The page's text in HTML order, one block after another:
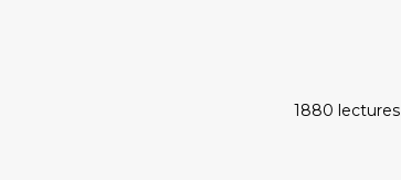
1880 lectures